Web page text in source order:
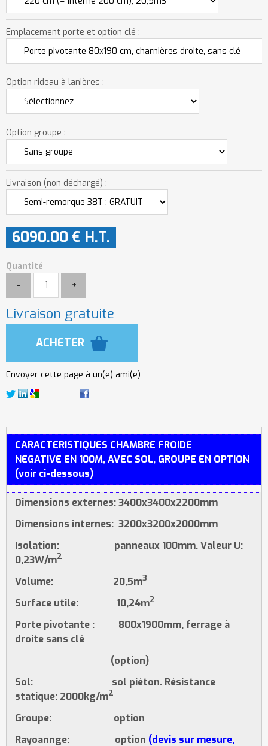
Emplacement porte et option clé :
Option rideau à lanières :
Option groupe :
Livraison (non déchargé) :
6090.00 € H.T.
Quantité
Livraison gratuite
Envoyer cette page à un(e) ami(e)
CARACTERISTIQUES CHAMBRE FROIDE
NEGATIVE EN 100M, AVEC SOL, GROUPE EN OPTION
(voir ci-dessous)
Dimensions externes: 3400x3400x2200mm
Dimensions internes: 3200x3200x2000mm
Isolation: panneaux 100mm. Valeur U:
0,23W/m2
Volume: 20,5m3
Surface utile: 10,24m2
Porte pivotante : 800x1900mm, ferrage à
droite sans clé
(option)
Sol: sol piéton. Résistance
statique: 2000kg/m2
Groupe: option
Rayoannge: option (devis sur mesure,